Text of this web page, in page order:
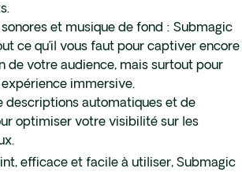
et musique de fond : Submagic
ce qu’il vous faut pour captiver encore
de votre audience, mais surtout pour
immersive.
descriptions automatiques et de
optimiser votre visibilité sur les
efficace et facile à utiliser, Submagic